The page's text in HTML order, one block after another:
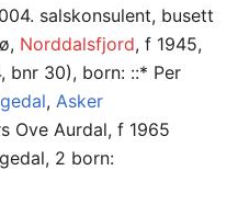
salskonsulent, busett
Norddalsfjord, f 1945,
bnr 30), born: ::* Per
, Asker
Ove Aurdal, f 1965
2 born: